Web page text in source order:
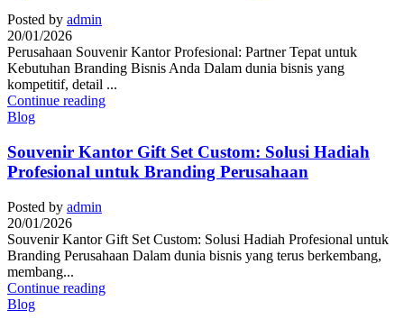
Posted by admin
20/01/2026
Perusahaan Souvenir Kantor Profesional: Partner Tepat untuk
Kebutuhan Branding Bisnis Anda Dalam dunia bisnis yang
kompetitif, detail ...
Continue reading
Blog
Souvenir Kantor Gift Set Custom: Solusi Hadiah
Profesional untuk Branding Perusahaan
Posted by admin
20/01/2026
Souvenir Kantor Gift Set Custom: Solusi Hadiah Profesional untuk
Branding Perusahaan Dalam dunia bisnis yang terus berkembang,
membang...
Continue reading
Blog